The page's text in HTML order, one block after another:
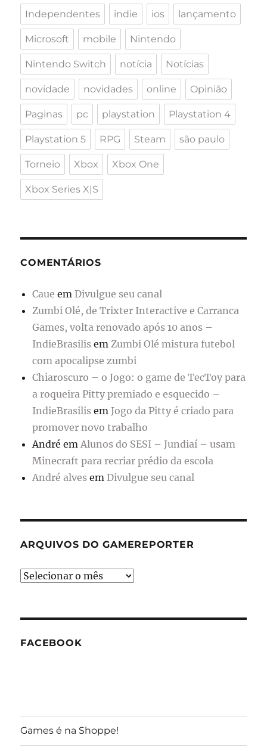
Independentes indie ios lançamento
Microsoft mobile Nintendo
Nintendo Switch notícia Notícias
novidade novidades online Opinião
Paginas pc playstation Playstation 4
Playstation 5 RPG Steam são paulo
Torneio Xbox Xbox One
Xbox Series X|S
COMENTÁRIOS
Caue em Divulgue seu canal
Zumbi Olé, de Trixter Interactive e Carranca
Games, volta renovado após 10 anos –
IndieBrasilis em Zumbi Olé mistura futebol
com apocalipse zumbi
Chiaroscuro – o Jogo: o game de TecToy para
a roqueira Pitty premiado e esquecido –
IndieBrasilis em Jogo da Pitty é criado para
promover novo trabalho
André em Alunos do SESI – Jundiaí – usam
Minecraft para recriar prédio da escola
André alves em Divulgue seu canal
ARQUIVOS DO GAMEREPORTER
Arquivos
FACEBOOK
Games é na Shoppe!